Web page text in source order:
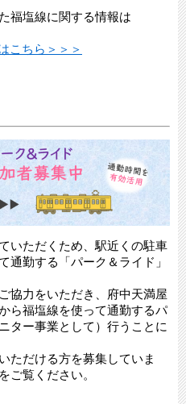
福塩線に関する情報は
こちら＞＞＞
いただくため、駅近くの駐車
通勤する「パーク＆ライド」
協力をいただき、府中天満屋
ら福塩線を使って通勤するパ
ター事業として）行うことに
ただける方を募集していま
をご覧ください。